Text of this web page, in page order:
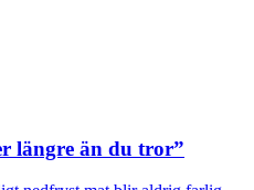
längre än du tror”